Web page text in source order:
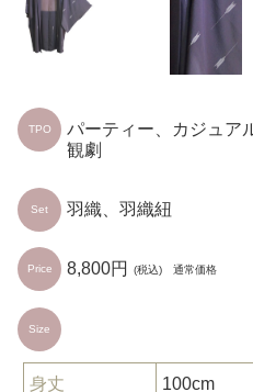
TPO
パーティー、カジュア
観劇
Set 羽織、羽織紐
Price 8,800円 (税込) 通常価格
Size
身丈 100cm